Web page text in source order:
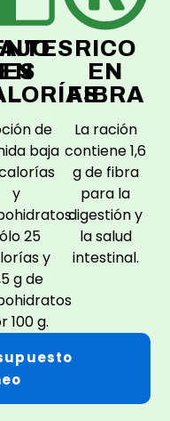
de
baja
y
25
y
g de
100 g.
RICO
EN
FIBRA
La ración
contiene 1,6
g de fibra
para la
digestión y
la salud
intestinal.